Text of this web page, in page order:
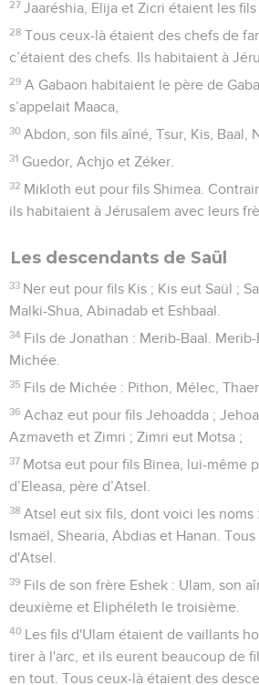
27 Jaaréshia, Elija et Zicri étaient les fils
28 Tous ceux-là étaient des chefs de
c’étaient des chefs. Ils habitaient à
29 A Gabaon habitaient le père de
s’appelait Maaca,
30 Abdon, son fils aîné, Tsur, Kis, Baal,
31 Guedor, Achjo et Zéker.
32 Mikloth eut pour fils Shimea.
ils habitaient à Jérusalem avec leurs
Les descendants de Saül
33 Ner eut pour fils Kis ; Kis eut Saül ;
Malki-Shua, Abinadab et Eshbaal.
34 Fils de Jonathan : Merib-Baal.
Michée.
35 Fils de Michée : Pithon, Mélec,
36 Achaz eut pour fils Jehoadda ;
Azmaveth et Zimri ; Zimri eut Motsa ;
37 Motsa eut pour fils Binea, lui-même
d’Eleasa, père d’Atsel.
38 Atsel eut six fils, dont voici les noms
Ismaël, Shearia, Abdias et Hanan.
d'Atsel.
39 Fils de son frère Eshek : Ulam, son
deuxième et Eliphéleth le troisième.
40 Les fils d'Ulam étaient de vaillants
tirer à l'arc, et ils eurent beaucoup de
en tout. Tous ceux-là étaient des